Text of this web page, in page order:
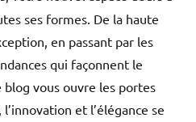
ses formes. De la haute
en passant par les
qui façonnent le
vous ouvre les portes
et l’élégance se